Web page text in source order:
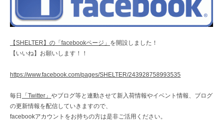
【SHELTER】の「facebookページ」 を開設しました！
【いいね】お願いします！！
https://www.facebook.com/pages/SHELTER/243928758993535
毎日 「Twitter」 やブログ等と連動させて新入荷情報やイベント情報、ブログ
の更新情報を配信していきますので、
facebookアカウントをお持ちの方は是非ご活用ください。